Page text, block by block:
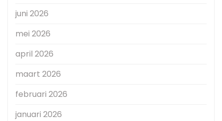
juni 2026
mei 2026
april 2026
maart 2026
februari 2026
januari 2026